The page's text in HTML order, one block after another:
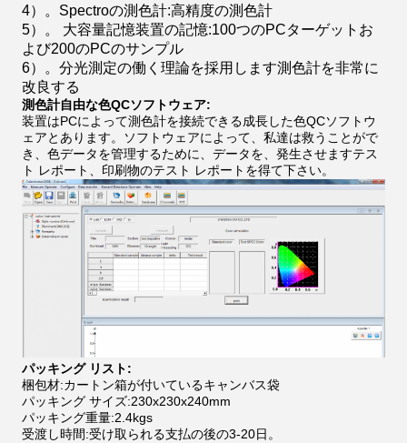
4）。Spectroの測色計:高精度の測色計
5）。 大容量記憶装置の記憶:100つのPCターゲットお
よび200のPCのサンプル
6）。分光測定の働く理論を採用します測色計を非常に
改良する
測色計自由な色QCソフトウェア:
装置はPCによって測色計を接続できる成長した色QCソフトウ
ェアとあります。ソフトウェアによって、私達は救うことがで
き、色データを管理するために、データを、発生させますテス
ト レポート、印刷物のテスト レポートを得て下さい。
パッキング リスト:
梱包材:カートン箱が付いているキャンバス袋
パッキング サイズ:230x230x240mm
パッキング重量:2.4kgs
受渡し時間:受け取られる支払の後の3-20日。